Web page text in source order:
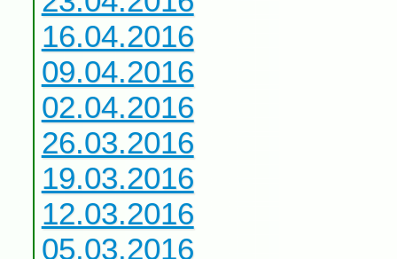
16.04.2016
09.04.2016
02.04.2016
26.03.2016
19.03.2016
12.03.2016
05.03.2016